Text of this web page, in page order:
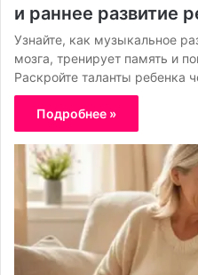
и раннее развитие
Узнайте, как музыкальное
мозга, тренирует память и
Раскройте таланты ребенка
Подробнее »